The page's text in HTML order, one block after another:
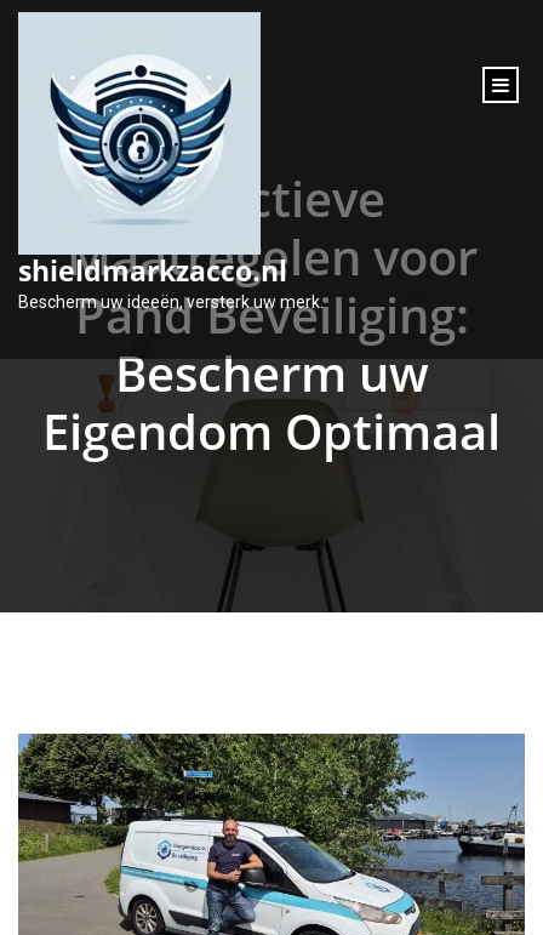
inhoud
shieldmarkzacco.nl
Bescherm uw ideeën, versterk uw merk.
Effectieve
Maatregelen voor
Pand Beveiliging:
Bescherm uw
Eigendom Optimaal